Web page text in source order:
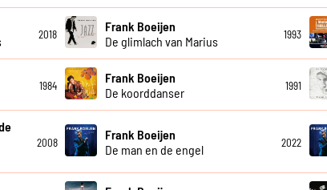
2018
Frank Boeijen
De glimlach van Marius
1993
1984
Frank Boeijen
De koorddanser
1991
2008
Frank Boeijen
De man en de engel
2022